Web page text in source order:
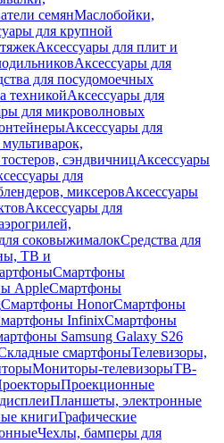
семянМаслобойки,
для крупной
Аксессуары для плит и
Аксессуары для
для посудомоечных
техникойАксессуары для
для микроволновых
Аксессуары для
сэндвичницАксессуары
для
миксеровАксессуары
Аксессуары для
соковыжималокСредства для
ТВ и
Смартфоны
AppleСмартфоны
Смартфоны HonorСмартфоны
InfinixСмартфоны
Samsung Galaxy S26
смартфоныТелевизоры,
Мониторы-телевизорыТВ-
Проекционные
Планшеты, электронные
книгиГрафические
Чехлы, бамперы для